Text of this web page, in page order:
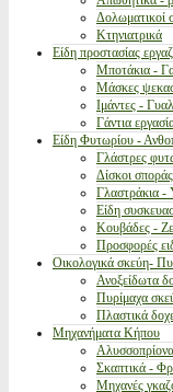
Δολωματικοί
Κτηνιατρικά
Είδη προστασίας
Μποτάκια -
Μάσκες
Ιμάντες -
Γάντια
Είδη Φυτωρίου -
Γλάστρες
Δίσκοι
Γλαστράκια
Είδη
Κουβάδες -
Προσφορές
Οικολογικά σκεύη-
Ανοξείδωτα
Πυρίμαχα
Πλαστικά
Μηχανήματα Κήπου
Σκαπτικά -
Μηχανές